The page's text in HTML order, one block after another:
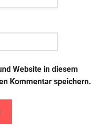
Website in diesem
Kommentar speichern.